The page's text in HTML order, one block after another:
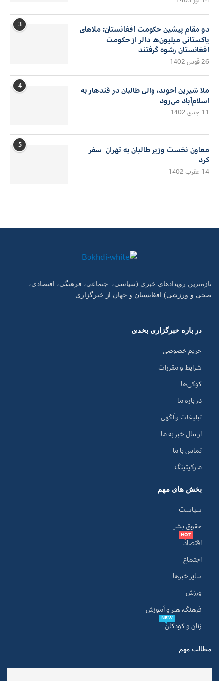
3
دو مقام پیشین حکومت افغانستان: ملاهای
پاکستانی میلیون‌ها دالر از حکومت
افغانستان رشوه گرفتند
26 قوس 1402
4
ملا شیرین آخوند، والی طالبان در قندهار به
اسلام‌آباد می‌رود
11 جدی 1402
5
معاون نخست وزیر طالبان به تهران سفر
کرد
14 عقرب 1402
تازه‌ترین رویدادهای خبری (سیاسی، اجتماعی، فرهنگی، اقتصادی،
صحی و ورزشی) افغانستان و جهان از خبرگزاری
در باره خبرگزاری بخدی
حریم خصوصی
شرایط و مقررات
کوکی‌ها
در باره ما
تبلیغات و آگهی
ارسال خبر به ما
تماس با ما
مارکیتینگ
بخش های مهم
سیاست
حقوق بشر
اقتصاد
HOT
اجتماع
سایر خبرها
ورزش
فرهنگ، هنر و آموزش
زنان و کودکان
NEW
مطالب مهم